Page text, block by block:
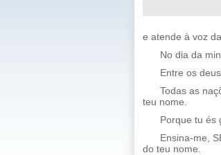
e atende à voz
No dia da
Entre os
Todas as
teu nome.
Porque tu és
Ensina-me,
do teu nome.